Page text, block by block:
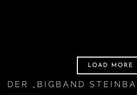
LOAD MORE
DER „BIGBAND